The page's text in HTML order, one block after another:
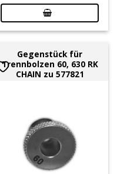
Gegenstück für
Trennbolzen 60, 630 RK
CHAIN zu 577821